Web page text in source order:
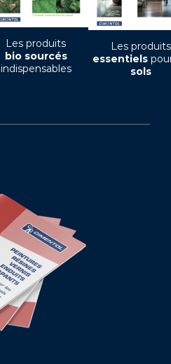
Les produits
bio sourcés
indispensables
Les produits
essentiels
sols